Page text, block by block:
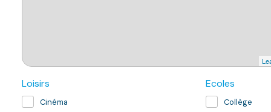
Loisirs
Cinéma
Ecoles
Collège